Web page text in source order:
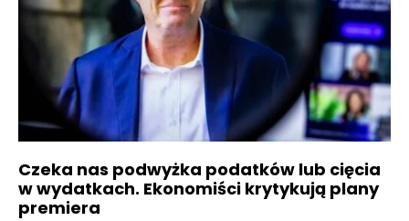
Czeka nas podwyżka podatków lub cięcia
w wydatkach. Ekonomiści krytykują plany
premiera